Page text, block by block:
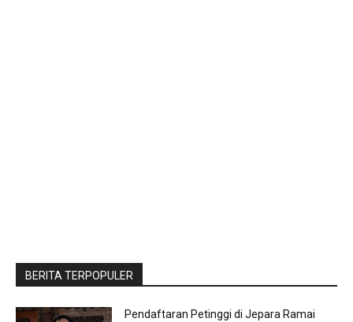
BERITA TERPOPULER
Pendaftaran Petinggi di Jepara Ramai